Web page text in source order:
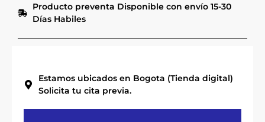
Producto preventa Disponible con envío 15-30
Días Habiles
Estamos ubicados en Bogota (Tienda digital)
Solicita tu cita previa.